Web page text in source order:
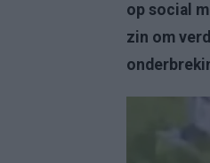
op social
zin om